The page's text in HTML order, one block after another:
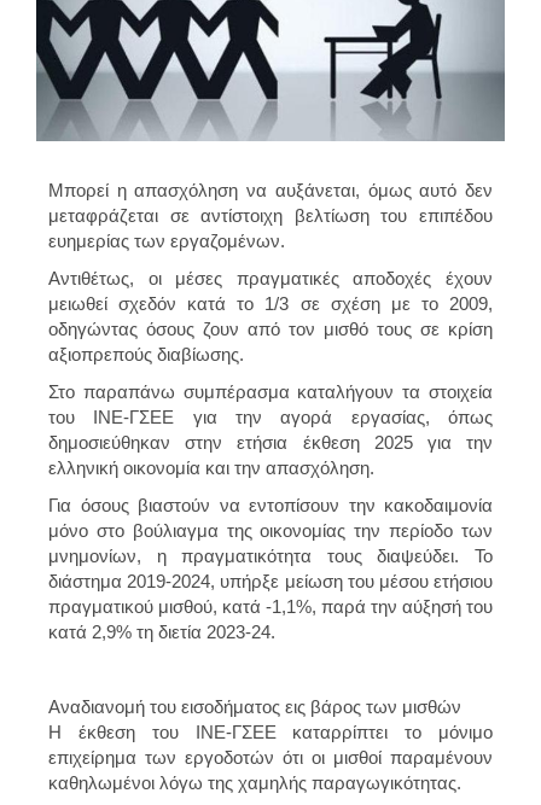
Μπορεί η απασχόληση να αυξάνεται, όμως αυτό δεν
μεταφράζεται σε αντίστοιχη βελτίωση του επιπέδου
ευημερίας των εργαζομένων.
Αντιθέτως, οι μέσες πραγματικές αποδοχές έχουν
μειωθεί σχεδόν κατά το 1/3 σε σχέση με το 2009,
οδηγώντας όσους ζουν από τον μισθό τους σε κρίση
αξιοπρεπούς διαβίωσης.
Στο παραπάνω συμπέρασμα καταλήγουν τα στοιχεία
του ΙΝΕ-ΓΣΕΕ για την αγορά εργασίας, όπως
δημοσιεύθηκαν στην ετήσια έκθεση 2025 για την
ελληνική οικονομία και την απασχόληση.
Για όσους βιαστούν να εντοπίσουν την κακοδαιμονία
μόνο στο βούλιαγμα της οικονομίας την περίοδο των
μνημονίων, η πραγματικότητα τους διαψεύδει. Το
διάστημα 2019-2024, υπήρξε μείωση του μέσου ετήσιου
πραγματικού μισθού, κατά -1,1%, παρά την αύξησή του
κατά 2,9% τη διετία 2023-24.
Αναδιανομή του εισοδήματος εις βάρος των μισθών
Η έκθεση του ΙΝΕ-ΓΣΕΕ καταρρίπτει το μόνιμο
επιχείρημα των εργοδοτών ότι οι μισθοί παραμένουν
καθηλωμένοι λόγω της χαμηλής παραγωγικότητας.